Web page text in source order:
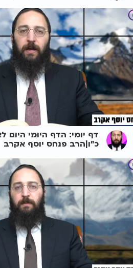
דף יומי: הדף היומי היום
כ"ו|הרב פנחס יוסף אקרב